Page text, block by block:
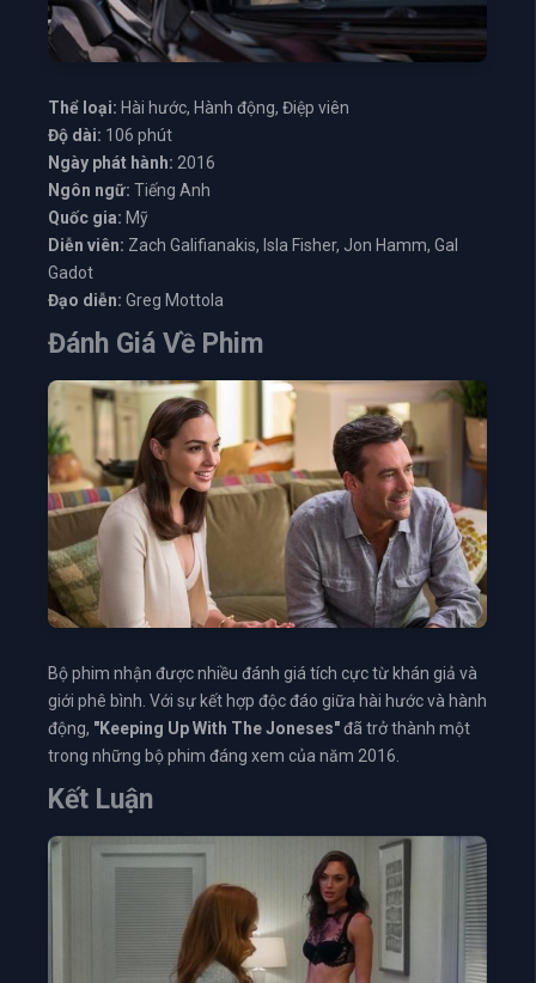
Thể loại: Hài hước, Hành động, Điệp viên
Độ dài: 106 phút
Ngày phát hành: 2016
Ngôn ngữ: Tiếng Anh
Quốc gia: Mỹ
Diễn viên: Zach Galifianakis, Isla Fisher, Jon Hamm, Gal
Gadot
Đạo diễn: Greg Mottola
Đánh Giá Về Phim
Bộ phim nhận được nhiều đánh giá tích cực từ khán giả và
giới phê bình. Với sự kết hợp độc đáo giữa hài hước và hành
động, "Keeping Up With The Joneses"đã trở thành một
trong những bộ phim đáng xem của năm 2016.
Kết Luận